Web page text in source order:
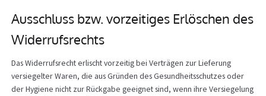
Ausschluss bzw. vorzeitiges Erlöschen des
Widerrufsrechts
Das Widerrufsrecht erlischt vorzeitig bei Verträgen zur Lieferung
versiegelter Waren, die aus Gründen des Gesundheitsschutzes oder
der Hygiene nicht zur Rückgabe geeignet sind, wenn ihre Versiegelung